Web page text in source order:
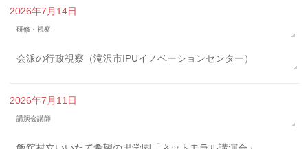
2026年7月14日
研修・視察
会派の行政視察（滝沢市IPUイノベーションセンター）
2026年7月11日
講演会講師